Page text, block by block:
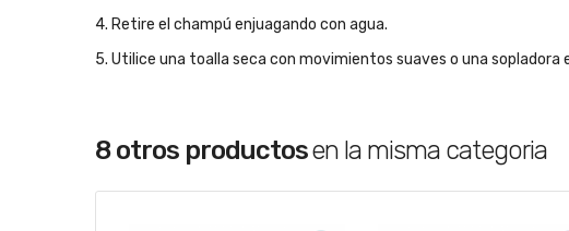
4. Retire el champú enjuagando con agua.
5. Utilice una toalla seca con movimientos suaves o una sopladora
8 otros productosen la misma categoria